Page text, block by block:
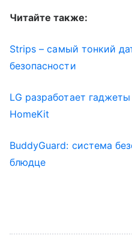
Читайте также:
Strips – самый тонкий
безопасности
LG разработает
HomeKit
BuddyGuard: система
блюдце